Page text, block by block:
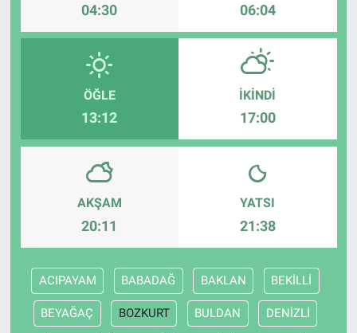
04:30 06:04
ÖĞLE
13:12
İKINDI
17:00
AKŞAM
20:11
YATSI
21:38
ACIPAYAM BABADAĞ BAKLAN BEKİLLİ
BEYAĞAÇ BOZKURT BULDAN DENİZLİ